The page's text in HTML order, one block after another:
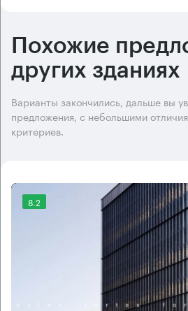
Похожие
других зданиях
Варианты закончились, дальше вы
предложения, с небольшими
критериев.
8.2